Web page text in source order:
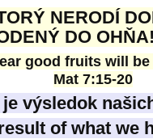
NERODÍ
DO
good fruits will
Mat 7:15-20
výsledok
of what we